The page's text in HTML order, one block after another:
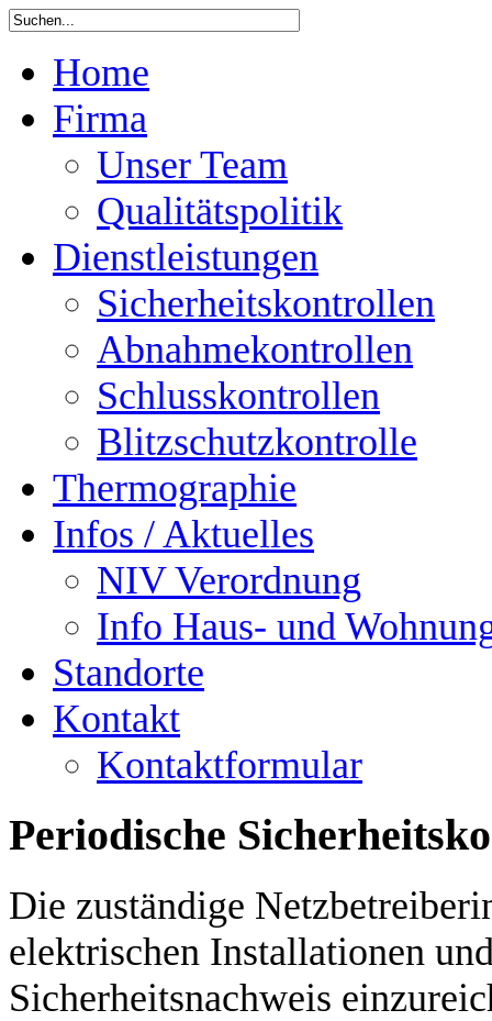
Home
Firma
Unser Team
Qualitätspolitik
Dienstleistungen
Sicherheitskontrollen
Abnahmekontrollen
Schlusskontrollen
Blitzschutzkontrolle
Thermographie
Infos / Aktuelles
NIV Verordnung
Info Haus- und
Standorte
Kontakt
Kontaktformular
Periodische
Die zuständige
elektrischen Installationen
Sicherheitsnachweis